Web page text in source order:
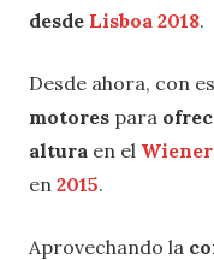
desde Lisboa 2018.
Desde ahora, con
motores para
altura en el
en 2015.
Aprovechando la